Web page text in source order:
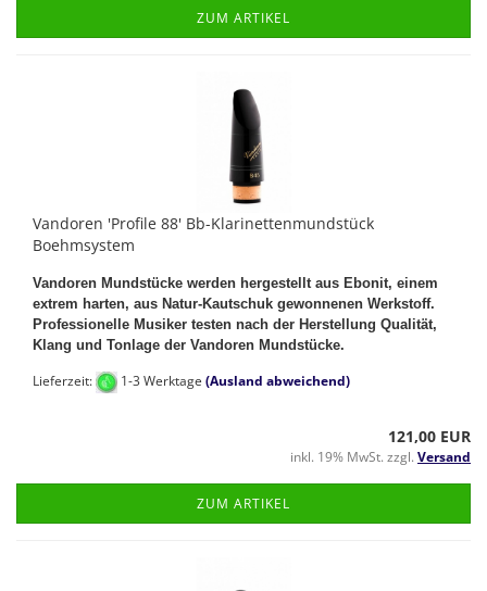
ZUM ARTIKEL
Vandoren 'Profile 88' Bb-Klarinettenmundstück
Boehmsystem
Vandoren Mundstücke werden hergestellt aus Ebonit, einem
extrem harten, aus Natur-Kautschuk gewonnenen Werkstoff.
Professionelle Musiker testen nach der Herstellung Qualität,
Klang und Tonlage der Vandoren Mundstücke.
Lieferzeit: 1-3 Werktage (Ausland abweichend)
121,00 EUR
inkl. 19% MwSt. zzgl. Versand
ZUM ARTIKEL